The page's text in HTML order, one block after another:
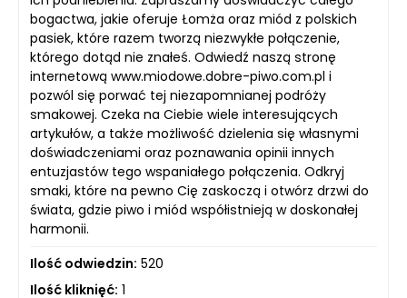
bogactwa, jakie oferuje Łomża oraz miód z polskich
pasiek, które razem tworzą niezwykłe połączenie,
którego dotąd nie znałeś. Odwiedź naszą stronę
internetową www.miodowe.dobre-piwo.com.pl i
pozwól się porwać tej niezapomnianej podróży
smakowej. Czeka na Ciebie wiele interesujących
artykułów, a także możliwość dzielenia się własnymi
doświadczeniami oraz poznawania opinii innych
entuzjastów tego wspaniałego połączenia. Odkryj
smaki, które na pewno Cię zaskoczą i otwórz drzwi do
świata, gdzie piwo i miód współistnieją w doskonałej
harmonii.
Ilość odwiedzin: 520
Ilość kliknięć: 1